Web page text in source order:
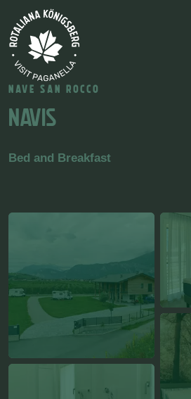
NAVIS
NAVE SAN ROCCO
Bed and Breakfast